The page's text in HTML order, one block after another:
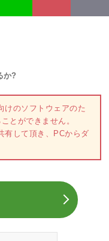
か?
けのソフトウェアのた
とができません。
有して頂き、PCからダ